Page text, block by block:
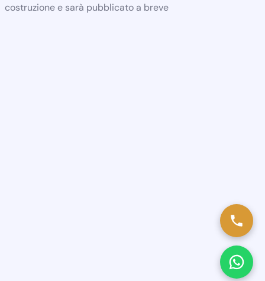
costruzione e sarà pubblicato a breve